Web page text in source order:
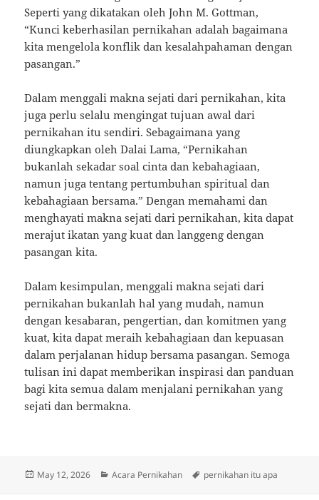
Seperti yang dikatakan oleh John M. Gottman,
“Kunci keberhasilan pernikahan adalah bagaimana
kita mengelola konflik dan kesalahpahaman dengan
pasangan.”
Dalam menggali makna sejati dari pernikahan, kita
juga perlu selalu mengingat tujuan awal dari
pernikahan itu sendiri. Sebagaimana yang
diungkapkan oleh Dalai Lama, “Pernikahan
bukanlah sekadar soal cinta dan kebahagiaan,
namun juga tentang pertumbuhan spiritual dan
kebahagiaan bersama.” Dengan memahami dan
menghayati makna sejati dari pernikahan, kita dapat
merajut ikatan yang kuat dan langgeng dengan
pasangan kita.
Dalam kesimpulan, menggali makna sejati dari
pernikahan bukanlah hal yang mudah, namun
dengan kesabaran, pengertian, dan komitmen yang
kuat, kita dapat meraih kebahagiaan dan kepuasan
dalam perjalanan hidup bersama pasangan. Semoga
tulisan ini dapat memberikan inspirasi dan panduan
bagi kita semua dalam menjalani pernikahan yang
sejati dan bermakna.
Posted
May 12, 2026 Categories
Acara Pernikahan Tags
pernikahan itu apa